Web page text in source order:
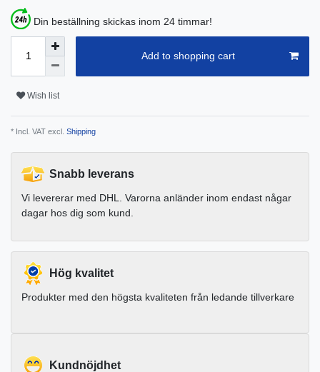
Din beställning skickas inom 24 timmar!
Add to shopping cart
Wish list
* Incl. VAT excl. Shipping
Snabb leverans
Vi levererar med DHL. Varorna anländer inom endast någar
dagar hos dig som kund.
Hög kvalitet
Produkter med den högsta kvaliteten från ledande tillverkare
Kundnöjdhet